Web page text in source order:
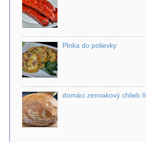
Plnka do polievky
domáci zemiakový chlieb II